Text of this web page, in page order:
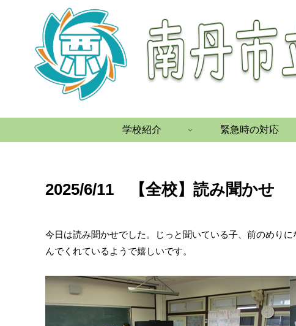
学校紹介 緊急時の対応
2025/6/11 【全校】読み聞かせ
今日は読み聞かせでした。じっと聞いている子、前のめり
んでくれているようで嬉しいです。